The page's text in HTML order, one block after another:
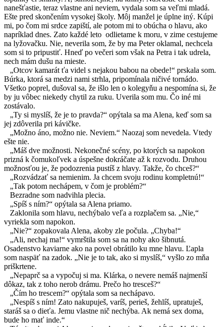
nanešťastie, teraz vlastne ani neviem, vydala som sa veľmi mladá.
Ešte pred skončením vysokej školy. Môj manžel je úplne iný. Kúpi
mi, po čom mi srdce zapiští, ale potom mi to obúcha o hlavu, ako
napríklad dnes. Zato každé leto odlietame k moru, v zime cestujeme
na lyžovačku. Nie, neverila som, že by ma Peter oklamal, nechcela
som si to pripustiť. Hneď po večeri som však na Petra i tak udrela,
nech mám dušu na mieste.
„Otcov kamarát ťa videl s nejakou babou na obede!“ prskala som.
Búrka, ktorá sa medzi nami strhla, pripomínala ničivé tornádo.
Všetko poprel, dušoval sa, že išlo len o kolegyňu a nespomína si, že
by ju vôbec niekedy chytil za ruku. Uverila som mu. Čo iné mi
zostávalo.
„Ty si myslíš, že je to pravda?“ opýtala sa ma Alena, keď som sa
jej zdôverila pri kávičke.
„Možno áno, možno nie. Neviem.“ Naozaj som nevedela. Vtedy
ešte nie.
„Máš dve možnosti. Nekonečné scény, po ktorých sa napokon
prizná k čomukoľvek a úspešne dokráčate až k rozvodu. Druhou
možnosťou je, že podozrenia pustíš z hlavy. Takže, čo chceš?“
„Rozvádzať sa nemienim. Ja chcem svoju rodinu kompletnú!“
„Tak potom nechápem, v čom je problém?“
Bezradne som nadvihla plecia.
„Spíš s ním?“ opýtala sa Alena priamo.
Zaklonila som hlavu, nechýbalo veľa a rozplačem sa. „Nie,“
vyriekla som napokon.
„Nie?“ zopakovala Alena, akoby zle počula. „Chyba!“
„Ali, nechaj ma!“ vymrštila som sa na nohy ako šibnutá.
Osadenstvo kaviarne ako na povel obrátilo ku mne hlavu. Ľapla
som naspäť na zadok. „Nie je to tak, ako si myslíš,“ vyšlo zo mňa
priškrtene.
„Nepaprč sa a vypočuj si ma. Klárka, o nevere nemáš najmenší
dôkaz, tak z toho nerob drámu. Prečo ho tresceš?“
„Čím ho trescem?“ opýtala som sa nechápavo.
„Nespíš s ním! Zato nakupuješ, varíš, perieš, žehlíš, upratuješ,
staráš sa o dieťa. Jemu vlastne nič nechýba. Ak nemá sex doma,
bude ho mať inde.“